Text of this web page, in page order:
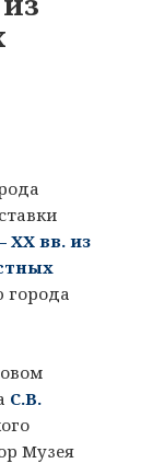
XX вв. из
города
С.В.
Музея